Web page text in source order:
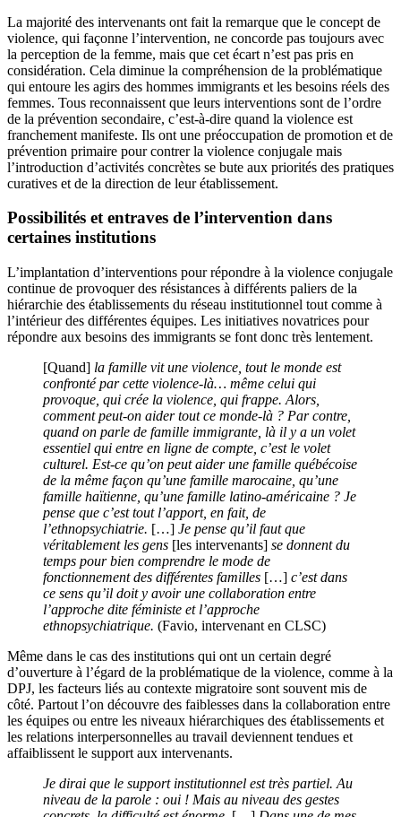
La majorité des intervenants ont fait la remarque que le concept de
violence, qui façonne l’intervention, ne concorde pas toujours avec
la perception de la femme, mais que cet écart n’est pas pris en
considération. Cela diminue la compréhension de la problématique
qui entoure les agirs des hommes immigrants et les besoins réels des
femmes. Tous reconnaissent que leurs interventions sont de l’ordre
de la prévention secondaire, c’est-à-dire quand la violence est
franchement manifeste. Ils ont une préoccupation de promotion et de
prévention primaire pour contrer la violence conjugale mais
l’introduction d’activités concrètes se bute aux priorités des pratiques
curatives et de la direction de leur établissement.
Possibilités et entraves de l’intervention dans
certaines institutions
L’implantation d’interventions pour répondre à la violence conjugale
continue de provoquer des résistances à différents paliers de la
hiérarchie des établissements du réseau institutionnel tout comme à
l’intérieur des différentes équipes. Les initiatives novatrices pour
répondre aux besoins des immigrants se font donc très lentement.
[Quand] la famille vit une violence, tout le monde est
confronté par cette violence-là… même celui qui
provoque, qui crée la violence, qui frappe. Alors,
comment peut-on aider tout ce monde-là ? Par contre,
quand on parle de famille immigrante, là il y a un volet
essentiel qui entre en ligne de compte, c’est le volet
culturel. Est-ce qu’on peut aider une famille québécoise
de la même façon qu’une famille marocaine, qu’une
famille haïtienne, qu’une famille latino-américaine ? Je
pense que c’est tout l’apport, en fait, de
l’ethnopsychiatrie. […] Je pense qu’il faut que
véritablement les gens [les intervenants] se donnent du
temps pour bien comprendre le mode de
fonctionnement des différentes familles […] c’est dans
ce sens qu’il doit y avoir une collaboration entre
l’approche dite féministe et l’approche
ethnopsychiatrique. (Favio, intervenant en CLSC)
Même dans le cas des institutions qui ont un certain degré
d’ouverture à l’égard de la problématique de la violence, comme à la
DPJ, les facteurs liés au contexte migratoire sont souvent mis de
côté. Partout l’on découvre des faiblesses dans la collaboration entre
les équipes ou entre les niveaux hiérarchiques des établissements et
les relations interpersonnelles au travail deviennent tendues et
affaiblissent le support aux intervenants.
Je dirai que le support institutionnel est très partiel. Au
niveau de la parole : oui ! Mais au niveau des gestes